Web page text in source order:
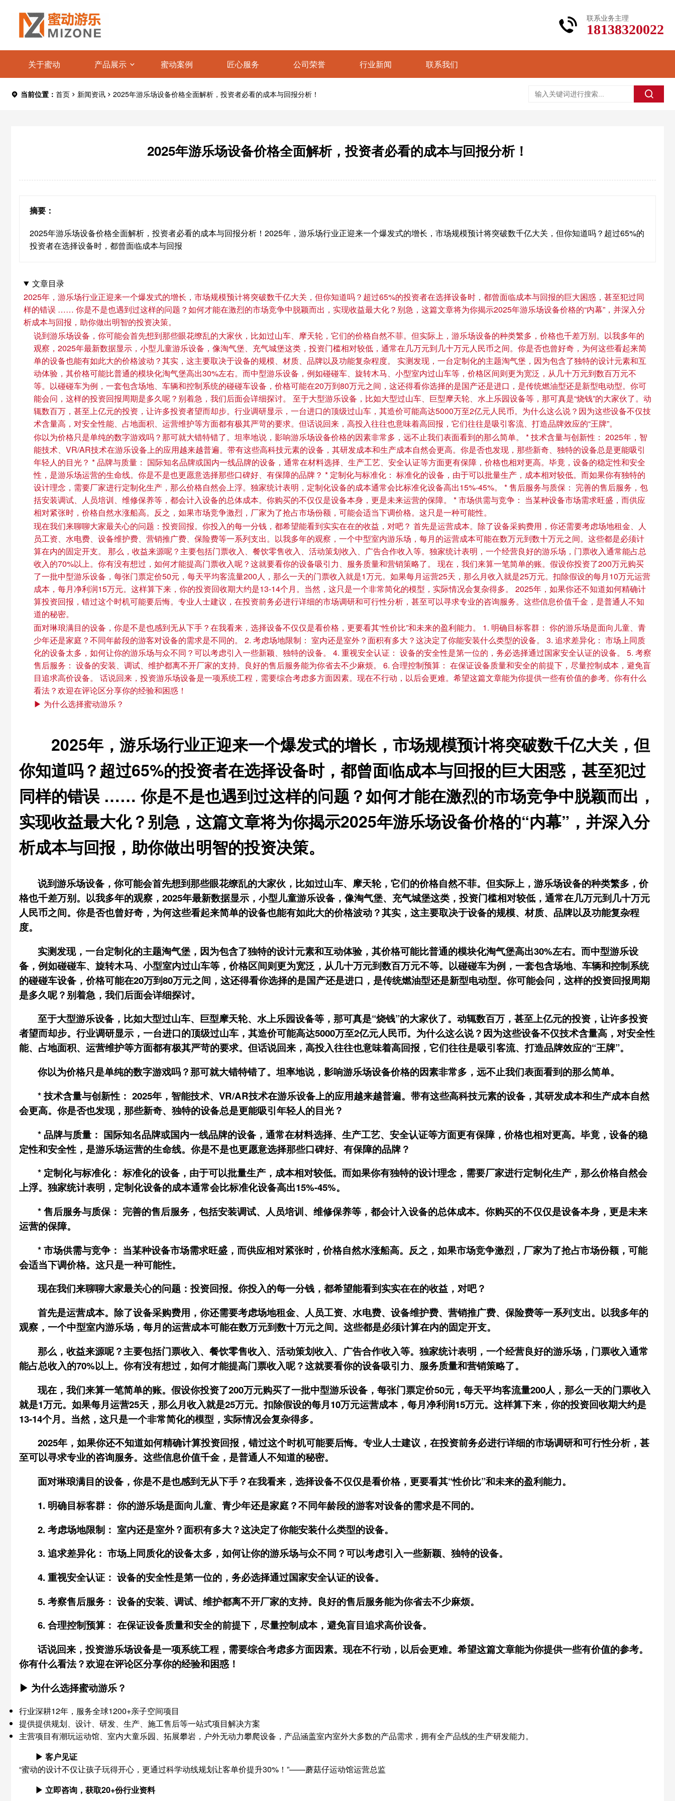
联系业务主理
18138320022
关于蜜动 产品展示 蜜动案例 匠心服务 公司荣誉 行业新闻 联系我们
当前位置： 首页 新闻资讯 2025年游乐场设备价格全面解析，投资者必看的成本与回报分析！
2025年游乐场设备价格全面解析，投资者必看的成本与回报分析！
摘要：
2025年游乐场设备价格全面解析，投资者必看的成本与回报分析！2025年，游乐场行业正迎来一个爆发式的增长，市场规模预计将突破数千亿大关，但你知道吗？超过65%的
投资者在选择设备时，都曾面临成本与回报
文章目录
2025年，游乐场行业正迎来一个爆发式的增长，市场规模预计将突破数千亿大关，但你知道吗？超过65%的投资者在选择设备时，都曾面临成本与回报的巨大困惑，甚至犯过同
样的错误 …… 你是不是也遇到过这样的问题？如何才能在激烈的市场竞争中脱颖而出，实现收益最大化？别急，这篇文章将为你揭示2025年游乐场设备价格的“内幕”，并深入分
析成本与回报，助你做出明智的投资决策。
说到游乐场设备，你可能会首先想到那些眼花缭乱的大家伙，比如过山车、摩天轮，它们的价格自然不菲。但实际上，游乐场设备的种类繁多，价格也千差万别。以我多年的
观察，2025年最新数据显示，小型儿童游乐设备，像淘气堡、充气城堡这类，投资门槛相对较低，通常在几万元到几十万元人民币之间。你是否也曾好奇，为何这些看起来简
单的设备也能有如此大的价格波动？其实，这主要取决于设备的规模、材质、品牌以及功能复杂程度。 实测发现，一台定制化的主题淘气堡，因为包含了独特的设计元素和互
动体验，其价格可能比普通的模块化淘气堡高出30%左右。而中型游乐设备，例如碰碰车、旋转木马、小型室内过山车等，价格区间则更为宽泛，从几十万元到数百万元不
等。以碰碰车为例，一套包含场地、车辆和控制系统的碰碰车设备，价格可能在20万到80万元之间，这还得看你选择的是国产还是进口，是传统燃油型还是新型电动型。你可
能会问，这样的投资回报周期是多久呢？别着急，我们后面会详细探讨。 至于大型游乐设备，比如大型过山车、巨型摩天轮、水上乐园设备等，那可真是“烧钱”的大家伙了。动
辄数百万，甚至上亿元的投资，让许多投资者望而却步。行业调研显示，一台进口的顶级过山车，其造价可能高达5000万至2亿元人民币。为什么这么说？因为这些设备不仅技
术含量高，对安全性能、占地面积、运营维护等方面都有极其严苛的要求。但话说回来，高投入往往也意味着高回报，它们往往是吸引客流、打造品牌效应的“王牌”。
你以为价格只是单纯的数字游戏吗？那可就大错特错了。坦率地说，影响游乐场设备价格的因素非常多，远不止我们表面看到的那么简单。 * 技术含量与创新性： 2025年，智
能技术、VR/AR技术在游乐设备上的应用越来越普遍。带有这些高科技元素的设备，其研发成本和生产成本自然会更高。你是否也发现，那些新奇、独特的设备总是更能吸引
年轻人的目光？ * 品牌与质量： 国际知名品牌或国内一线品牌的设备，通常在材料选择、生产工艺、安全认证等方面更有保障，价格也相对更高。毕竟，设备的稳定性和安全
性，是游乐场运营的生命线。你是不是也更愿意选择那些口碑好、有保障的品牌？ * 定制化与标准化： 标准化的设备，由于可以批量生产，成本相对较低。而如果你有独特的
设计理念，需要厂家进行定制化生产，那么价格自然会上浮。独家统计表明，定制化设备的成本通常会比标准化设备高出15%-45%。 * 售后服务与质保： 完善的售后服务，包
括安装调试、人员培训、维修保养等，都会计入设备的总体成本。你购买的不仅仅是设备本身，更是未来运营的保障。 * 市场供需与竞争： 当某种设备市场需求旺盛，而供应
相对紧张时，价格自然水涨船高。反之，如果市场竞争激烈，厂家为了抢占市场份额，可能会适当下调价格。这只是一种可能性。
现在我们来聊聊大家最关心的问题：投资回报。你投入的每一分钱，都希望能看到实实在在的收益，对吧？ 首先是运营成本。除了设备采购费用，你还需要考虑场地租金、人
员工资、水电费、设备维护费、营销推广费、保险费等一系列支出。以我多年的观察，一个中型室内游乐场，每月的运营成本可能在数万元到数十万元之间。这些都是必须计
算在内的固定开支。 那么，收益来源呢？主要包括门票收入、餐饮零售收入、活动策划收入、广告合作收入等。独家统计表明，一个经营良好的游乐场，门票收入通常能占总
收入的70%以上。你有没有想过，如何才能提高门票收入呢？这就要看你的设备吸引力、服务质量和营销策略了。 现在，我们来算一笔简单的账。假设你投资了200万元购买
了一批中型游乐设备，每张门票定价50元，每天平均客流量200人，那么一天的门票收入就是1万元。如果每月运营25天，那么月收入就是25万元。扣除假设的每月10万元运营
成本，每月净利润15万元。这样算下来，你的投资回收期大约是13-14个月。当然，这只是一个非常简化的模型，实际情况会复杂得多。 2025年，如果你还不知道如何精确计
算投资回报，错过这个时机可能要后悔。专业人士建议，在投资前务必进行详细的市场调研和可行性分析，甚至可以寻求专业的咨询服务。这些信息价值千金，是普通人不知
道的秘密。
面对琳琅满目的设备，你是不是也感到无从下手？在我看来，选择设备不仅仅是看价格，更要看其“性价比”和未来的盈利能力。 1. 明确目标客群： 你的游乐场是面向儿童、青
少年还是家庭？不同年龄段的游客对设备的需求是不同的。 2. 考虑场地限制： 室内还是室外？面积有多大？这决定了你能安装什么类型的设备。 3. 追求差异化： 市场上同质
化的设备太多，如何让你的游乐场与众不同？可以考虑引入一些新颖、独特的设备。 4. 重视安全认证： 设备的安全性是第一位的，务必选择通过国家安全认证的设备。 5. 考察
售后服务： 设备的安装、调试、维护都离不开厂家的支持。良好的售后服务能为你省去不少麻烦。 6. 合理控制预算： 在保证设备质量和安全的前提下，尽量控制成本，避免盲
目追求高价设备。 话说回来，投资游乐场设备是一项系统工程，需要综合考虑多方面因素。现在不行动，以后会更难。希望这篇文章能为你提供一些有价值的参考。你有什么
看法？欢迎在评论区分享你的经验和困惑！
▶ 为什么选择蜜动游乐？
2025年，游乐场行业正迎来一个爆发式的增长，市场规模预计将突破数千亿大关，但
你知道吗？超过65%的投资者在选择设备时，都曾面临成本与回报的巨大困惑，甚至犯过
同样的错误 …… 你是不是也遇到过这样的问题？如何才能在激烈的市场竞争中脱颖而出，
实现收益最大化？别急，这篇文章将为你揭示2025年游乐场设备价格的“内幕”，并深入分
析成本与回报，助你做出明智的投资决策。
说到游乐场设备，你可能会首先想到那些眼花缭乱的大家伙，比如过山车、摩天轮，它们的价格自然不菲。但实际上，游乐场设备的种类繁多，价
格也千差万别。以我多年的观察，2025年最新数据显示，小型儿童游乐设备，像淘气堡、充气城堡这类，投资门槛相对较低，通常在几万元到几十万元
人民币之间。你是否也曾好奇，为何这些看起来简单的设备也能有如此大的价格波动？其实，这主要取决于设备的规模、材质、品牌以及功能复杂程
度。
实测发现，一台定制化的主题淘气堡，因为包含了独特的设计元素和互动体验，其价格可能比普通的模块化淘气堡高出30%左右。而中型游乐设
备，例如碰碰车、旋转木马、小型室内过山车等，价格区间则更为宽泛，从几十万元到数百万元不等。以碰碰车为例，一套包含场地、车辆和控制系统
的碰碰车设备，价格可能在20万到80万元之间，这还得看你选择的是国产还是进口，是传统燃油型还是新型电动型。你可能会问，这样的投资回报周期
是多久呢？别着急，我们后面会详细探讨。
至于大型游乐设备，比如大型过山车、巨型摩天轮、水上乐园设备等，那可真是“烧钱”的大家伙了。动辄数百万，甚至上亿元的投资，让许多投资
者望而却步。行业调研显示，一台进口的顶级过山车，其造价可能高达5000万至2亿元人民币。为什么这么说？因为这些设备不仅技术含量高，对安全性
能、占地面积、运营维护等方面都有极其严苛的要求。但话说回来，高投入往往也意味着高回报，它们往往是吸引客流、打造品牌效应的“王牌”。
你以为价格只是单纯的数字游戏吗？那可就大错特错了。坦率地说，影响游乐场设备价格的因素非常多，远不止我们表面看到的那么简单。
*技术含量与创新性： 2025年，智能技术、VR/AR技术在游乐设备上的应用越来越普遍。带有这些高科技元素的设备，其研发成本和生产成本自然
会更高。你是否也发现，那些新奇、独特的设备总是更能吸引年轻人的目光？
* 品牌与质量： 国际知名品牌或国内一线品牌的设备，通常在材料选择、生产工艺、安全认证等方面更有保障，价格也相对更高。毕竟，设备的稳
定性和安全性，是游乐场运营的生命线。你是不是也更愿意选择那些口碑好、有保障的品牌？
* 定制化与标准化： 标准化的设备，由于可以批量生产，成本相对较低。而如果你有独特的设计理念，需要厂家进行定制化生产，那么价格自然会
上浮。独家统计表明，定制化设备的成本通常会比标准化设备高出15%-45%。
*售后服务与质保： 完善的售后服务，包括安装调试、人员培训、维修保养等，都会计入设备的总体成本。你购买的不仅仅是设备本身，更是未来
运营的保障。
*市场供需与竞争： 当某种设备市场需求旺盛，而供应相对紧张时，价格自然水涨船高。反之，如果市场竞争激烈，厂家为了抢占市场份额，可能
会适当下调价格。这只是一种可能性。
现在我们来聊聊大家最关心的问题：投资回报。你投入的每一分钱，都希望能看到实实在在的收益，对吧？
首先是运营成本。除了设备采购费用，你还需要考虑场地租金、人员工资、水电费、设备维护费、营销推广费、保险费等一系列支出。以我多年的
观察，一个中型室内游乐场，每月的运营成本可能在数万元到数十万元之间。这些都是必须计算在内的固定开支。
那么，收益来源呢？主要包括门票收入、餐饮零售收入、活动策划收入、广告合作收入等。独家统计表明，一个经营良好的游乐场，门票收入通常
能占总收入的70%以上。你有没有想过，如何才能提高门票收入呢？这就要看你的设备吸引力、服务质量和营销策略了。
现在，我们来算一笔简单的账。假设你投资了200万元购买了一批中型游乐设备，每张门票定价50元，每天平均客流量200人，那么一天的门票收入
就是1万元。如果每月运营25天，那么月收入就是25万元。扣除假设的每月10万元运营成本，每月净利润15万元。这样算下来，你的投资回收期大约是
13-14个月。当然，这只是一个非常简化的模型，实际情况会复杂得多。
2025年，如果你还不知道如何精确计算投资回报，错过这个时机可能要后悔。专业人士建议，在投资前务必进行详细的市场调研和可行性分析，甚
至可以寻求专业的咨询服务。这些信息价值千金，是普通人不知道的秘密。
面对琳琅满目的设备，你是不是也感到无从下手？在我看来，选择设备不仅仅是看价格，更要看其“性价比”和未来的盈利能力。
1. 明确目标客群： 你的游乐场是面向儿童、青少年还是家庭？不同年龄段的游客对设备的需求是不同的。
2.考虑场地限制： 室内还是室外？面积有多大？这决定了你能安装什么类型的设备。
3.追求差异化： 市场上同质化的设备太多，如何让你的游乐场与众不同？可以考虑引入一些新颖、独特的设备。
4.重视安全认证： 设备的安全性是第一位的，务必选择通过国家安全认证的设备。
5.考察售后服务： 设备的安装、调试、维护都离不开厂家的支持。良好的售后服务能为你省去不少麻烦。
6.合理控制预算： 在保证设备质量和安全的前提下，尽量控制成本，避免盲目追求高价设备。
话说回来，投资游乐场设备是一项系统工程，需要综合考虑多方面因素。现在不行动，以后会更难。希望这篇文章能为你提供一些有价值的参考。
你有什么看法？欢迎在评论区分享你的经验和困惑！
▶ 为什么选择蜜动游乐？
行业深耕12年，服务全球1200+亲子空间项目
提供提供规划、设计、研发、生产、施工售后等一站式项目解决方案
主营项目有潮玩运动馆、室内大童乐园、拓展攀岩，户外无动力攀爬设备，产品涵盖室内室外大多数的产品需求，拥有全产品线的生产研发能力。
▶ 客户见证
“蜜动的设计不仅让孩子玩得开心，更通过科学动线规划让客单价提升30%！”——蘑菇仔运动馆运营总监
▶ 立即咨询，获取20+份行业资料